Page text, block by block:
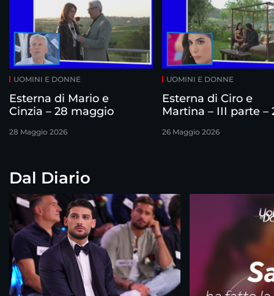
UOMINI E DONNE
Esterna di Mario e
Cinzia – 28 maggio
28 Maggio 2026
UOMINI E DONNE
Esterna di Ciro e
Martina – III parte –
26 Maggio 2026
Dal Diario